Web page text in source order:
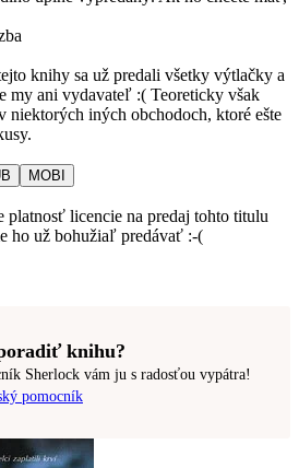
knihy sa už predali všetky výtlačky a
my ani vydavateľ :( Teoreticky však
niektorých iných obchodoch, ktoré ešte
MOBI
platnosť licencie na predaj tohto titulu
ho už bohužiaľ predávať :-(
knihu?
Sherlock vám ju s radosťou vypátra!
pomocník